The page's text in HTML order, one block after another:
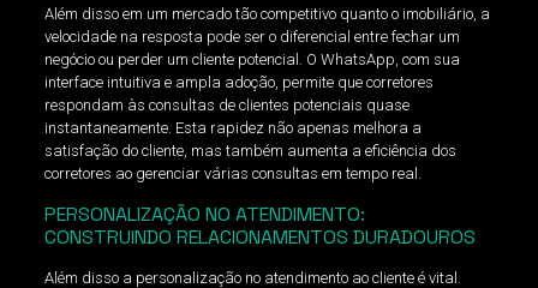
Além disso em um mercado tão competitivo quanto o imobiliário, a
velocidade na resposta pode ser o diferencial entre fechar um
negócio ou perder um cliente potencial. O WhatsApp, com sua
interface intuitiva e ampla adoção, permite que corretores
respondam às consultas de clientes potenciais quase
instantaneamente. Esta rapidez não apenas melhora a
satisfação do cliente, mas também aumenta a eficiência dos
corretores ao gerenciar várias consultas em tempo real.
PERSONALIZAÇÃO NO ATENDIMENTO:
CONSTRUINDO RELACIONAMENTOS DURADOUROS
Além disso a personalização no atendimento ao cliente é vital.